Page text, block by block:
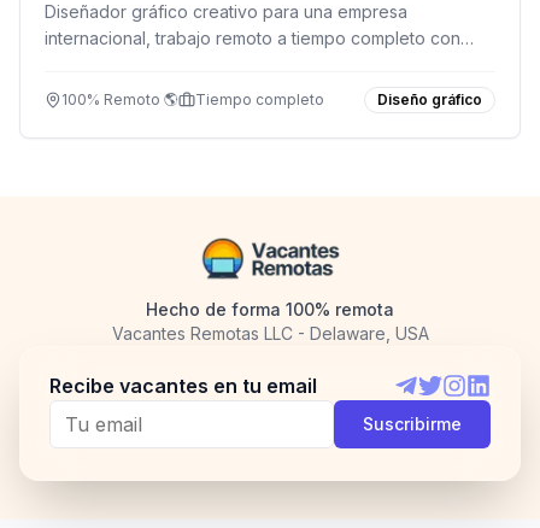
Diseñador gráfico creativo para una empresa
internacional, trabajo remoto a tiempo completo con
100% Remoto 🌎 Tiempo completo Diseño gráfico
Hecho de forma 100% remota
Vacantes Remotas LLC - Delaware, USA
Recibe vacantes en tu email
Telegram
TwitterInstagram
Suscribirme